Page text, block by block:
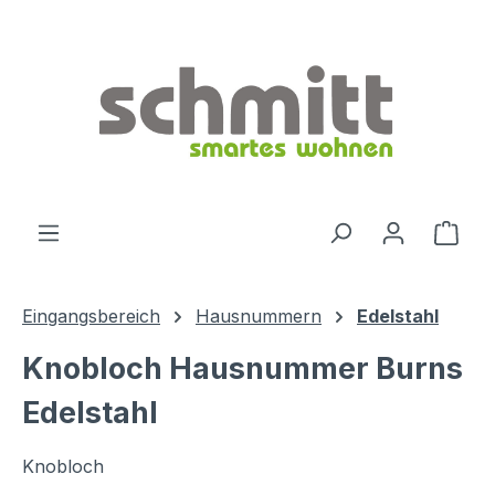
Eingangsbereich Hausnummern Edelstahl
Knobloch Hausnummer Burns
Edelstahl
Knobloch